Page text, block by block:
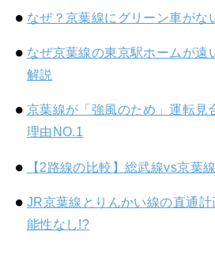
なぜ？京葉線にグリーン車がな
なぜ京葉線の東京駅ホームが遠
解説
京葉線が「強風のため」運転見
理由NO.1
【2路線の比較】総武線vs京葉
JR京葉線とりんかい線の直通
能性なし!?